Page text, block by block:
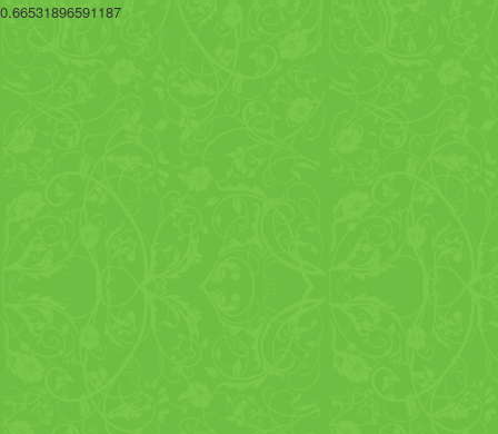
0.66531896591187